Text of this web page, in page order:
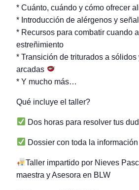
* Cuánto, cuándo y cómo ofrecer
* Introducción de alérgenos y
* Recursos para combatir cuando
estreñimiento
* Transición de triturados a sólidos
arcadas
* Y mucho más…
Qué incluye el taller?
Dos horas para resolver tus
Dossier con toda la información
Taller impartido por Nieves
maestra y Asesora en BLW